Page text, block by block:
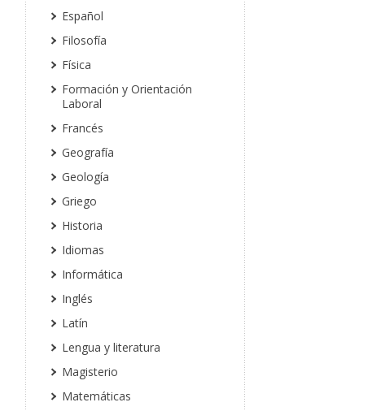
Español
Filosofía
Física
Formación y Orientación
Laboral
Francés
Geografía
Geología
Griego
Historia
Idiomas
Informática
Inglés
Latín
Lengua y literatura
Magisterio
Matemáticas